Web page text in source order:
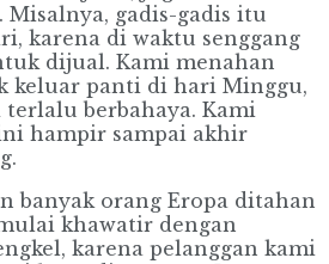
gadis-gadis itu
karena di waktu senggang
dijual. Kami menahan
keluar panti di hari Minggu,
berbahaya. Kami
hampir sampai akhir
banyak orang Eropa ditahan
khawatir dengan
karena pelanggan kami